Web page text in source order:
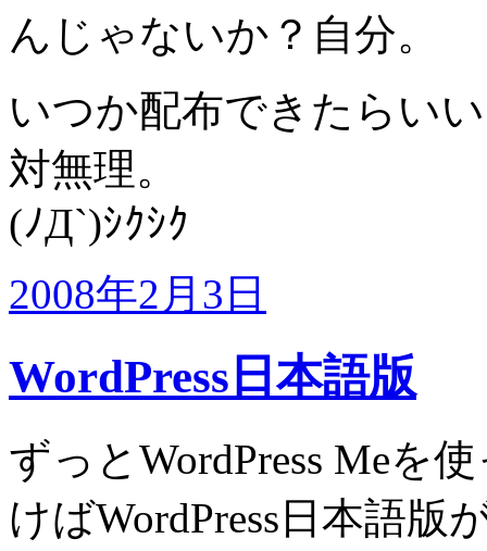
んじゃないか？自分。
いつか配布できたらい
対無理。
(ﾉД`)ｼｸｼｸ
2008年2月3日
WordPress日本語版
ずっとWordPress Meを
けばWordPress日本語